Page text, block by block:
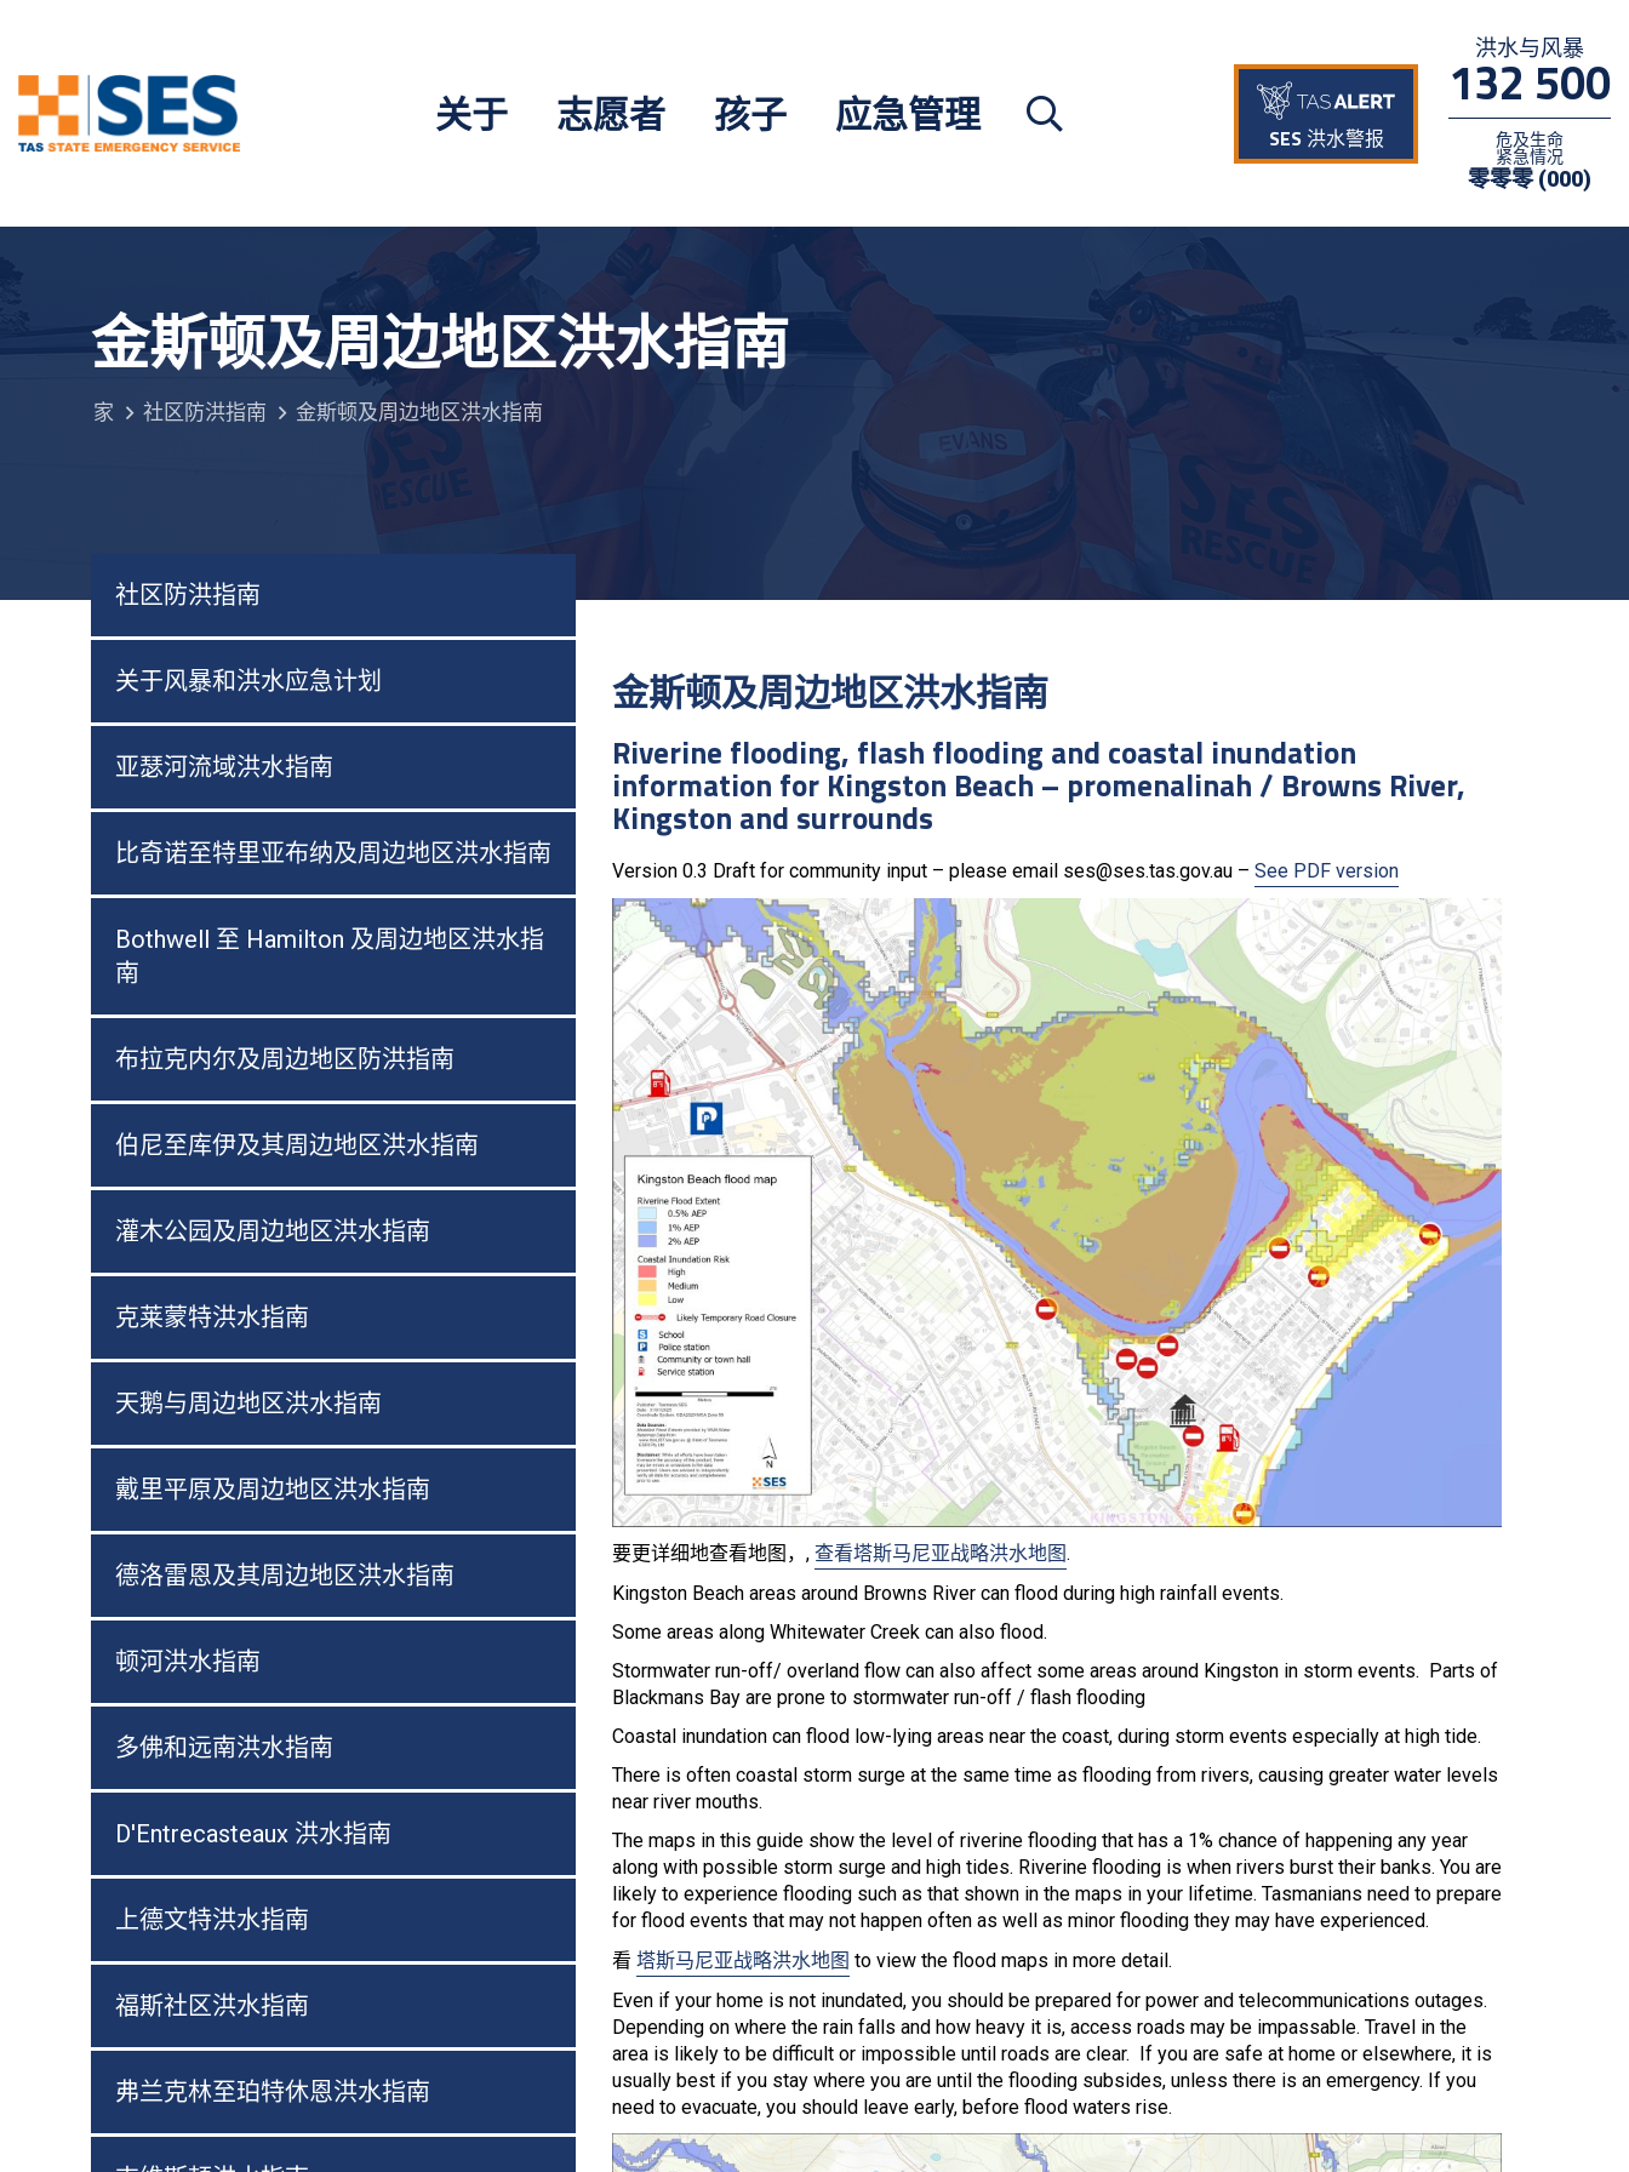
关于 志愿者 孩子 应急管理 SES 洪水警报
洪水与风暴
132 500
危及生命
紧急情况
零零零 (000)
金斯顿及周边地区洪水指南
家 社区防洪指南 金斯顿及周边地区洪水指南
社区防洪指南
关于风暴和洪水应急计划
亚瑟河流域洪水指南
比奇诺至特里亚布纳及周边地区洪水指南
Bothwell 至 Hamilton 及周边地区洪水指
南
布拉克内尔及周边地区防洪指南
伯尼至库伊及其周边地区洪水指南
灌木公园及周边地区洪水指南
克莱蒙特洪水指南
天鹅与周边地区洪水指南
戴里平原及周边地区洪水指南
德洛雷恩及其周边地区洪水指南
顿河洪水指南
多佛和远南洪水指南
D'Entrecasteaux 洪水指南
上德文特洪水指南
福斯社区洪水指南
弗兰克林至珀特休恩洪水指南
金斯顿及周边地区洪水指南
Riverine flooding, flash flooding and coastal inundation
information for Kingston Beach – promenalinah / Browns River,
Kingston and surrounds
Version 0.3 Draft for community input – please email ses@ses.tas.gov.au – See PDF version
要更详细地查看地图，, 查看塔斯马尼亚战略洪水地图.
Kingston Beach areas around Browns River can flood during high rainfall events.
Some areas along Whitewater Creek can also flood.
Stormwater run-off/ overland flow can also affect some areas around Kingston in storm events. Parts of
Blackmans Bay are prone to stormwater run-off / flash flooding
Coastal inundation can flood low-lying areas near the coast, during storm events especially at high tide.
There is often coastal storm surge at the same time as flooding from rivers, causing greater water levels
near river mouths.
The maps in this guide show the level of riverine flooding that has a 1% chance of happening any year
along with possible storm surge and high tides. Riverine flooding is when rivers burst their banks. You are
likely to experience flooding such as that shown in the maps in your lifetime. Tasmanians need to prepare
for flood events that may not happen often as well as minor flooding they may have experienced.
看 塔斯马尼亚战略洪水地图 to view the flood maps in more detail.
Even if your home is not inundated, you should be prepared for power and telecommunications outages.
Depending on where the rain falls and how heavy it is, access roads may be impassable. Travel in the
area is likely to be difficult or impossible until roads are clear. If you are safe at home or elsewhere, it is
usually best if you stay where you are until the flooding subsides, unless there is an emergency. If you
need to evacuate, you should leave early, before flood waters rise.